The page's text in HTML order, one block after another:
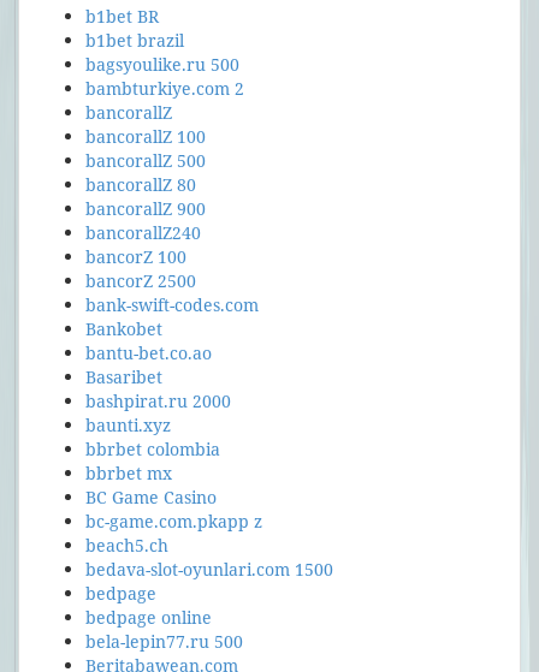
b1bet BR
b1bet brazil
bagsyoulike.ru 500
bambturkiye.com 2
bancorallZ
bancorallZ 100
bancorallZ 500
bancorallZ 80
bancorallZ 900
bancorallZ240
bancorZ 100
bancorZ 2500
bank-swift-codes.com
Bankobet
bantu-bet.co.ao
Basaribet
bashpirat.ru 2000
baunti.xyz
bbrbet colombia
bbrbet mx
BC Game Casino
bc-game.com.pkapp z
beach5.ch
bedava-slot-oyunlari.com 1500
bedpage
bedpage online
bela-lepin77.ru 500
Beritabawean.com